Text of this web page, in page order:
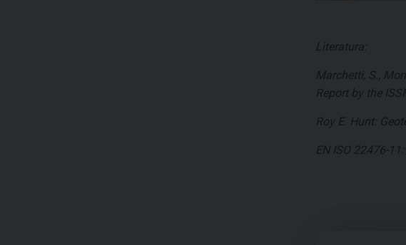
Literatura:
Marchetti, S.,
Report by the
Roy E. Hunt:
EN ISO 22476-